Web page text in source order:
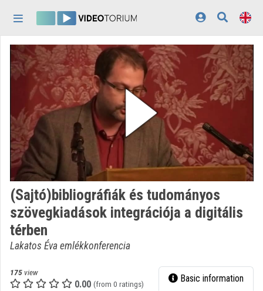
Home
Log In
Discovery
Categories
Playlists
Organizations
Contributors
Appearance:
(Sajtó)bibliográfiák és tudományos
szövegkiadások integrációja a digitális
térben
Lakatos Éva emlékkonferencia
175 view
0.00 (from 0 ratings) Basic information